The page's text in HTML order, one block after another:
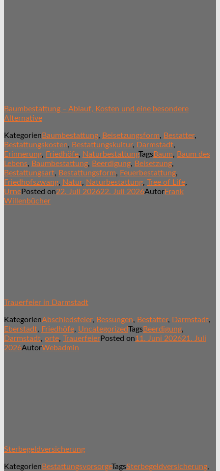
Baumbestattung – Ablauf, Kosten und eine besondere
Alternative
KategorienBaumbestattung, Beisetzungsform, Bestatter,
Bestattungskosten, Bestattungskultur, Darmstadt,
Erinnerung, Friedhöfe, NaturbestattungTagsBaum, Baum des
Lebens, Baumbestattung, Beerdigung, Beisetzung,
Bestattungsart, Bestattungsform, Feuerbestattung,
Friedhofszwang, Natur, Naturbestattung, Tree of Life,
UrnePosted on22. Juli 202622. Juli 2026AutorFrank
Willenbücher
Trauerfeier in Darmstadt
KategorienAbschiedsfeier, Bessungen, Bestatter, Darmstadt,
Eberstadt, Friedhöfe, UncategorizedTagsBeerdigung,
Darmstadt, orte, TrauerfeierPosted on11. Juni 202621. Juli
2026AutorWebadmin
Sterbegeldversicherung
KategorienBestattungsvorsorgeTagsSterbegeldversicherung,